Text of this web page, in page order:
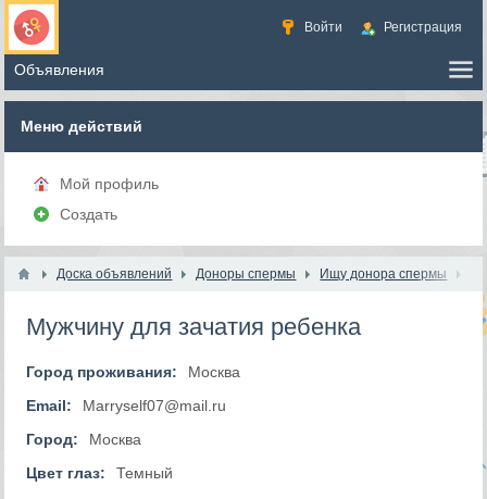
Войти Регистрация
Меню действий
Мой профиль
Создать
Доска объявлений Доноры спермы Ищу донора спермы
Мужчину для зачатия ребенка
Город проживания:
Москва
Email:
Marryself07@mail.ru
Город:
Москва
Цвет глаз:
Темный